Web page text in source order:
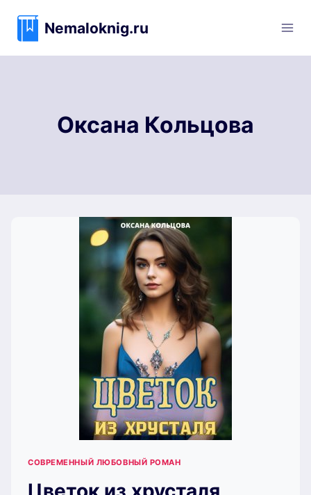
содержимому
Nemaloknig.ru
Оксана Кольцова
СОВРЕМЕННЫЙ ЛЮБОВНЫЙ РОМАН